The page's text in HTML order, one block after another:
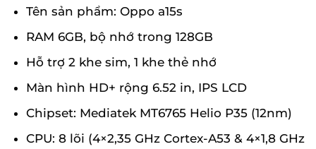
là:
1.950.000 ₫.
Tên sản phẩm: Oppo a15s
RAM 6GB, bộ nhớ trong 128GB
Hỗ trợ 2 khe sim, 1 khe thẻ nhớ
Màn hình HD+ rộng 6.52 in, IPS LCD
Chipset: Mediatek MT6765 Helio P35 (12nm)
CPU: 8 lõi (4×2,35 GHz Cortex-A53 & 4×1,8 GHz